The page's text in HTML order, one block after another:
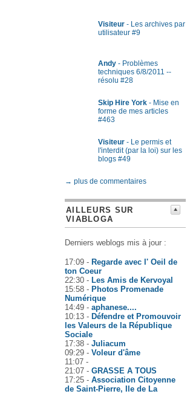
Visiteur - Les archives par
utilisateur #9
Andy - Problèmes
techniques 6/8/2011 --
résolu #28
Skip Hire York - Mise en
forme de mes articles
#463
Visiteur - Le permis et
l'interdit (par la loi) sur les
blogs #49
→ plus de commentaires
AILLEURS SUR
VIABLOGA
Derniers weblogs mis à jour :
17:09 - Regarde avec l' Oeil de
ton Coeur
22:30 - Les Amis de Kervoyal
15:58 - Photos Promenade
Numérique
14:49 - aphanese....
10:13 - Défendre et Promouvoir
les Valeurs de la République
Sociale
17:38 - Juliacum
09:29 - Voleur d'âme
11:07 -
21:07 - GRASSE A TOUS
17:25 - Association Citoyenne
de Saint-Pierre, Ile de La